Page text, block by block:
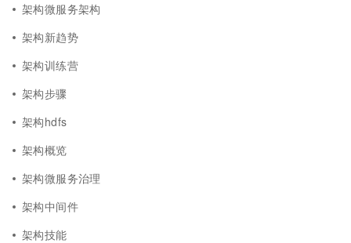
架构微服务架构
架构新趋势
架构训练营
架构步骤
架构hdfs
架构概览
架构微服务治理
架构中间件
架构技能